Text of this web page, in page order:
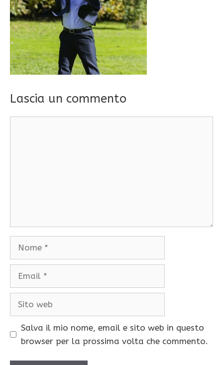
Lascia un commento
Salva il mio nome, email e sito web in questo
browser per la prossima volta che commento.